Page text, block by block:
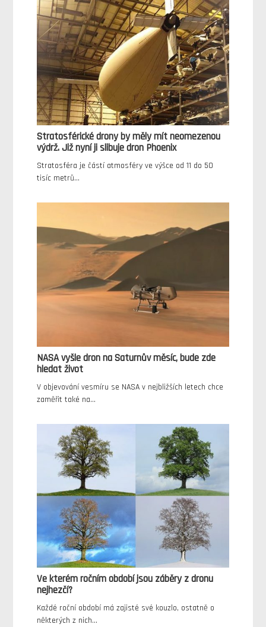
Stratosférické drony by měly mít neomezenou
výdrž. Již nyní ji slibuje dron Phoenix
Stratosféra je částí atmosféry ve výšce od 11 do 50
tisíc metrů…
NASA vyšle dron na Saturnův měsíc, bude zde
hledat život
V objevování vesmíru se NASA v nejbližších letech chce
zaměřit také na…
Ve kterém ročním období jsou záběry z dronu
nejhezčí?
Každé roční období má zajisté své kouzlo, ostatně o
některých z nich…